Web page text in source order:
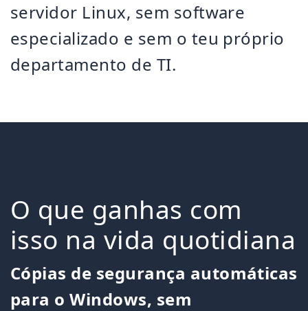
servidor Linux, sem software
especializado e sem o teu próprio
departamento de TI.
O que ganhas com
isso na vida quotidiana
Cópias de segurança automáticas
para o Windows, sem